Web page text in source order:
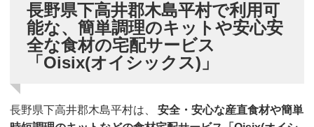
長野県下高井郡木島平村で利用可
能な、簡単調理のキットや安心安
全な食材の宅配サービス
「Oisix(オイシックス)」
長野県下高井郡木島平村は、
安全・安心な産直食材や簡単